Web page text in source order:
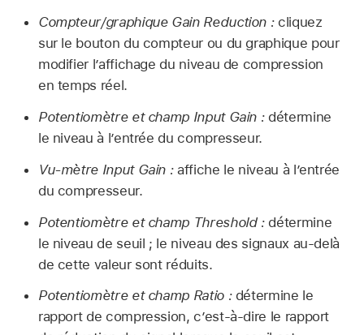
Compteur/graphique Gain Reduction : cliquez
sur le bouton du compteur ou du graphique pour
modifier l’affichage du niveau de compression
en temps réel.
Potentiomètre et champ Input Gain : détermine
le niveau à l’entrée du compresseur.
Vu-mètre Input Gain :affiche le niveau à l’entrée
du compresseur.
Potentiomètre et champ Threshold : détermine
le niveau de seuil ; le niveau des signaux au-delà
de cette valeur sont réduits.
Potentiomètre et champ Ratio : détermine le
rapport de compression, c’est-à-dire le rapport